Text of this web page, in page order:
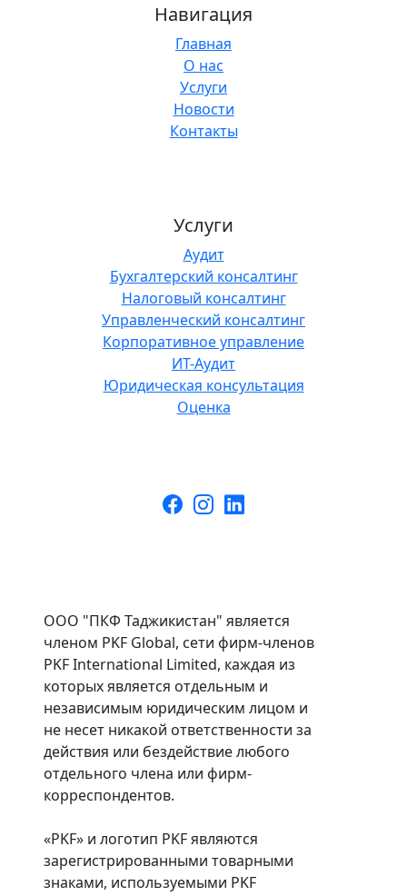
Навигация
Главная
О нас
Услуги
Новости
Контакты
Услуги
Аудит
Бухгалтерский консалтинг
Налоговый консалтинг
Управленческий консалтинг
Корпоративное управление
ИТ-Аудит
Юридическая консультация
Оценка
ООО "ПКФ Таджикистан" является
членом PKF Global, сети фирм-членов
PKF International Limited, каждая из
которых является отдельным и
независимым юридическим лицом и
не несет никакой ответственности за
действия или бездействие любого
отдельного члена или фирм-
корреспондентов.
«PKF» и логотип PKF являются
зарегистрированными товарными
знаками, используемыми PKF